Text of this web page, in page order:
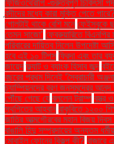
ফিজিওথেরাপি -গুরুত্বপূর্ণ চিকিৎসা
বন্দীদের মধ্যে কারা মুক্তি পেতে
গোলটাই থাকে বেশি মনে ফেইসবুকে
তেমন সাজো’ ফেব্রুয়ারিতে বিএনপির
পরিবারের দায়িত্ব নিলেন উপদেষ্টা
হবে এই ১০ টিপস ফ্রিদা এবং তার
জায়েদ ফ্ল্যাট ও ব্যাংক হিসাব জব্দ
বছরের প্রথম দিনেই ‘স্বৈরাচারী
চ্যাম্পিয়নদের বরণ জনসমুদ্রের
পৌঁছে গেছে যে বললেন ট্রাম্প বস্ত্র
স্থগিতের আহ্বান বাকৃবিতে ১২০০
জাতির আত্মগৌরবের মহান বিজয়
বাঙালি হিন্দু সম্প্রদায়ের অন্যতম
মোবাইল ফোনের বিকল্প কী? বাজারে